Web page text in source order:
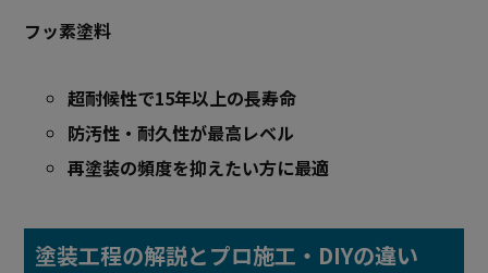
フッ素塗料
超耐候性で15年以上の長寿命
防汚性・耐久性が最高レベル
再塗装の頻度を抑えたい方に最適
塗装工程の解説とプロ施工・DIYの違い